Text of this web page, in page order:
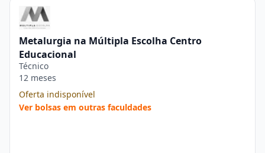
Metalurgia na Múltipla Escolha Centro
Educacional
Técnico
12 meses
Oferta indisponível
Ver bolsas em outras faculdades